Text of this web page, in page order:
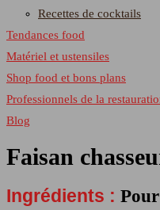
Recettes de cocktails
Tendances food
Matériel et ustensiles
Shop food et bons plans
Professionnels de la
Blog
Faisan
Ingrédients :